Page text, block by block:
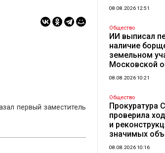
первый заместитель
08.08.2026 12:51
Общество
ИИ выписал
наличие
земельном
Московской
08.08.2026 10:21
Общество
Прокуратура
проверила
и
значимых
08.08.2026 10:16